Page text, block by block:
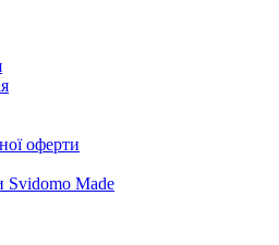
оферти
Svidomo Made